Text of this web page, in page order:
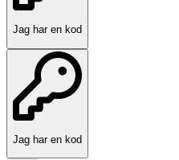
Jag har en kod
Jag har en kod